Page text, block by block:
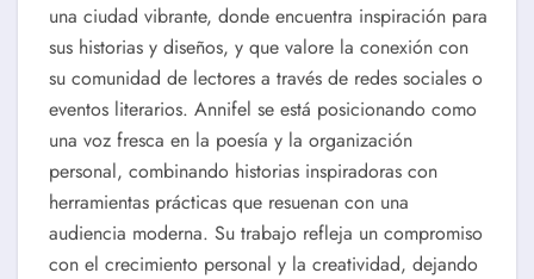
una ciudad vibrante, donde encuentra inspiración para
sus historias y diseños, y que valore la conexión con
su comunidad de lectores a través de redes sociales o
eventos literarios. Annifel se está posicionando como
una voz fresca en la poesía y la organización
personal, combinando historias inspiradoras con
herramientas prácticas que resuenan con una
audiencia moderna. Su trabajo refleja un compromiso
con el crecimiento personal y la creatividad, dejando